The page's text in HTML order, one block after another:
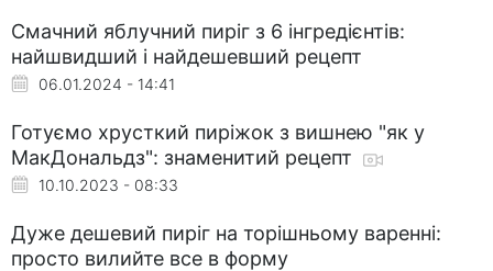
Смачний яблучний пиріг з 6 інгредієнтів:
найшвидший і найдешевший рецепт
06.01.2024 - 14:41
Готуємо хрусткий пиріжок з вишнею "як у
МакДональдз": знаменитий рецепт
10.10.2023 - 08:33
Дуже дешевий пиріг на торішньому варенні:
просто вилийте все в форму